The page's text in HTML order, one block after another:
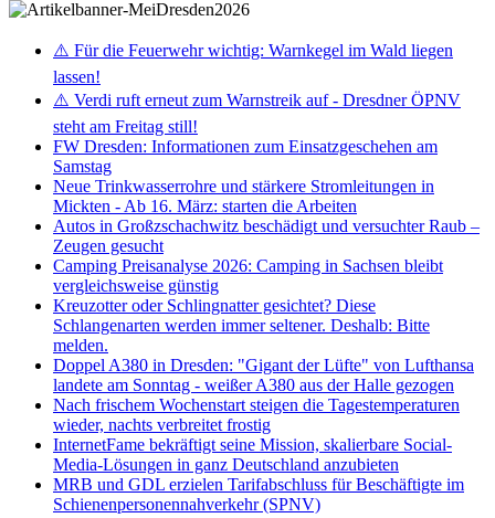
⚠️ Für die Feuerwehr wichtig: Warnkegel im Wald liegen
lassen!
⚠️ Verdi ruft erneut zum Warnstreik auf - Dresdner ÖPNV
steht am Freitag still!
FW Dresden: Informationen zum Einsatzgeschehen am
Samstag
Neue Trinkwasserrohre und stärkere Stromleitungen in
Mickten - Ab 16. März: starten die Arbeiten
Autos in Großzschachwitz beschädigt und versuchter Raub –
Zeugen gesucht
Camping Preisanalyse 2026: Camping in Sachsen bleibt
vergleichsweise günstig
Kreuzotter oder Schlingnatter gesichtet? Diese
Schlangenarten werden immer seltener. Deshalb: Bitte
melden.
Doppel A380 in Dresden: "Gigant der Lüfte" von Lufthansa
landete am Sonntag - weißer A380 aus der Halle gezogen
Nach frischem Wochenstart steigen die Tagestemperaturen
wieder, nachts verbreitet frostig
InternetFame bekräftigt seine Mission, skalierbare Social-
Media-Lösungen in ganz Deutschland anzubieten
MRB und GDL erzielen Tarifabschluss für Beschäftigte im
Schienenpersonennahverkehr (SPNV)